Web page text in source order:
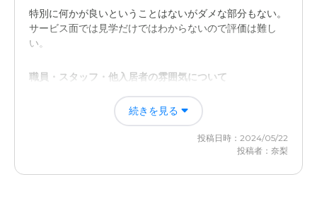
特別に何かが良いということはないがダメな部分もない。
サービス面では見学だけではわからないので評価は難し
い。
職員・スタッフ・他入居者の雰囲気について
みなさんテキパキと仕事されており、明るく優しそうで、
対応も丁寧で好感が持てました。
続きを見る
投稿日時：2024/05/22
投稿者：奈梨